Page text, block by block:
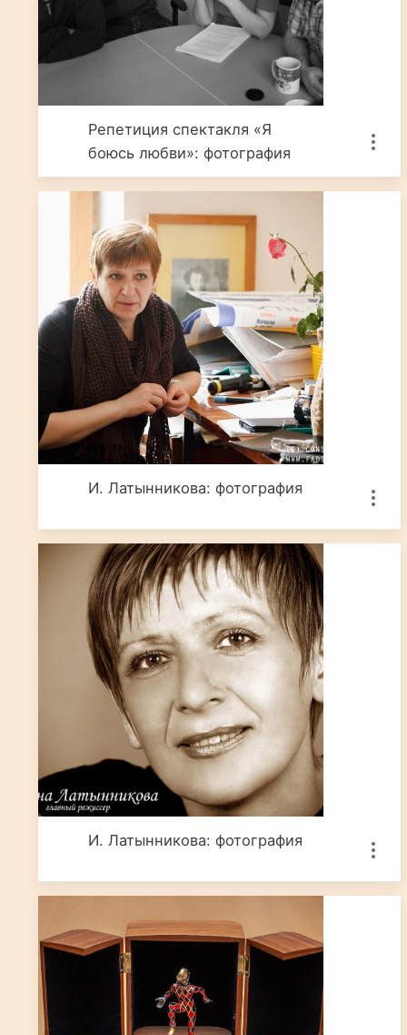
Репетиция спектакля «Я
боюсь любви»: фотография
И. Латынникова: фотография
И. Латынникова: фотография